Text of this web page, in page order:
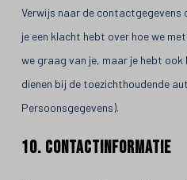
Verwijs naar de contactgegevens
je een klacht hebt over hoe we
we graag van je, maar je hebt
dienen bij de toezichthoudende
Persoonsgegevens).
10. Contactinformatie